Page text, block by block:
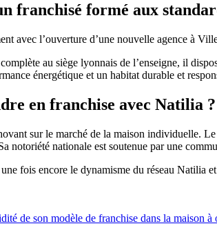
franchisé formé aux
avec l’ouverture d’une nouvelle agence à
au siège lyonnais de l’enseigne, il
énergétique et un habitat durable et
en franchise avec Natilia ?
sur le marché de la maison individuelle.
notoriété nationale est soutenue par une
fois encore le dynamisme du réseau Natilia
de son modèle de franchise dans la maison à